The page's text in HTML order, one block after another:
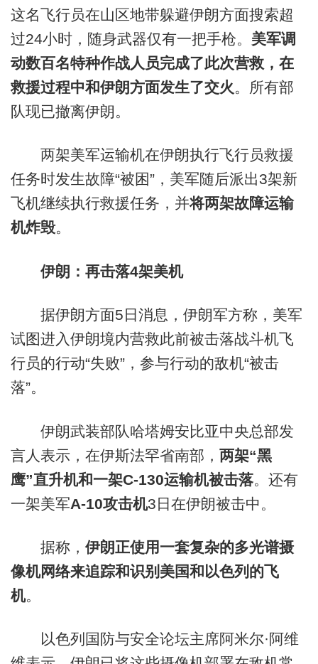
这名飞行员在山区地带躲避伊朗方面搜索超
过24小时，随身武器仅有一把手枪。 美军调
动数百名特种作战人员完成了此次营救，在
救援过程中和伊朗方面发生了交火。所有部
队现已撤离伊朗。
两架美军运输机在伊朗执行飞行员救援
任务时发生故障“被困”，美军随后派出3架新
飞机继续执行救援任务，并将两架故障运输
机炸毁。
伊朗：再击落4架美机
据伊朗方面5日消息，伊朗军方称，美军
试图进入伊朗境内营救此前被击落战斗机飞
行员的行动“失败”，参与行动的敌机“被击
落”。
伊朗武装部队哈塔姆安比亚中央总部发
言人表示，在伊斯法罕省南部， 两架“黑
鹰”直升机和一架C-130运输机被击落。还有
一架美军A-10攻击机3日在伊朗被击中。
据称， 伊朗正使用一套复杂的多光谱摄
像机网络来追踪和识别美国和以色列的飞
机。
以色列国防与安全论坛主席阿米尔·阿维